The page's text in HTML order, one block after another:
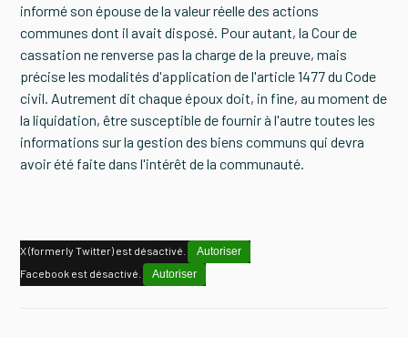
informé son épouse de la valeur réelle des actions
communes dont il avait disposé. Pour autant, la Cour de
cassation ne renverse pas la charge de la preuve, mais
précise les modalités d'application de l'article 1477 du Code
civil. Autrement dit chaque époux doit, in fine, au moment de
la liquidation, être susceptible de fournir à l'autre toutes les
informations sur la gestion des biens communs qui devra
avoir été faite dans l'intérêt de la communauté.
X (formerly Twitter) est désactivé.
Autoriser
Facebook est désactivé.
Autoriser